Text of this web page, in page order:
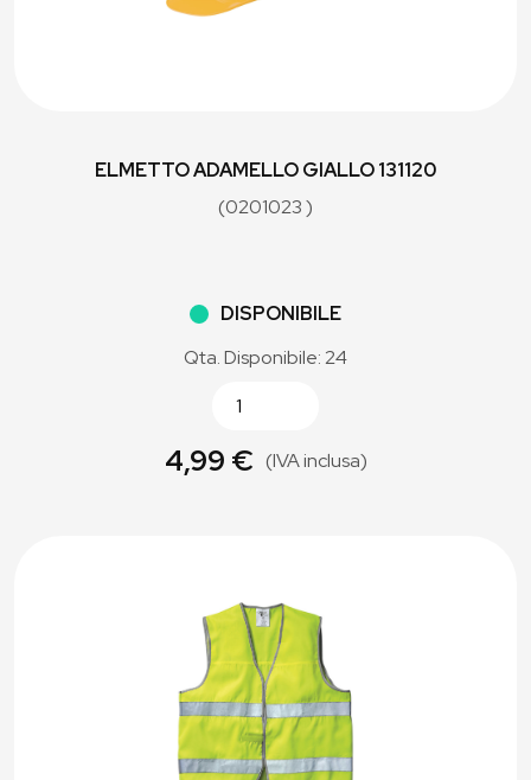
ELMETTO ADAMELLO GIALLO 131120
(0201023 )
DISPONIBILE
Qta. Disponibile: 24
4,99 € (IVA inclusa)